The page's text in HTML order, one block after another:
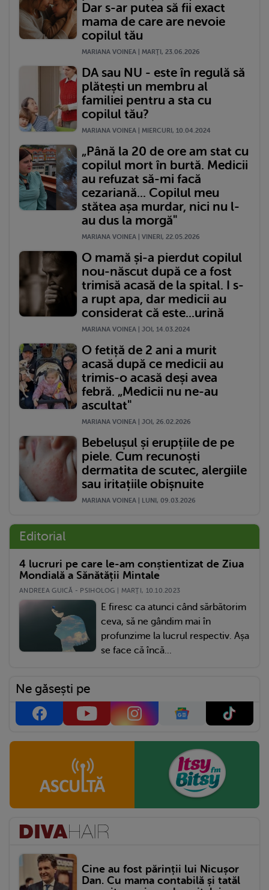
Dar s-ar putea să fii exact
mama de care are nevoie
copilul tău
MARIANA VOINEA | MARŢI, 23.06.2026
DA sau NU - este în regulă să
plătești un membru al
familiei pentru a sta cu
copilul tău?
MARIANA VOINEA | MIERCURI, 10.04.2024
„Până la 20 de ore am stat cu
copilul mort în burtă. Medicii
au refuzat să-mi facă
cezariană... Copilul meu
stătea așa murdar, nici nu l-
au dus la morgă"
MARIANA VOINEA | VINERI, 22.05.2026
O mamă și-a pierdut copilul
nou-născut după ce a fost
trimisă acasă de la spital. I s-
a rupt apa, dar medicii au
considerat că este...urină
MARIANA VOINEA | JOI, 14.03.2024
O fetiță de 2 ani a murit
acasă după ce medicii au
trimis-o acasă deși avea
febră. „Medicii nu ne-au
ascultat"
MARIANA VOINEA | JOI, 26.02.2026
Bebelușul și erupțiile de pe
piele. Cum recunoști
dermatita de scutec, alergiile
sau iritațiile obișnuite
MARIANA VOINEA | LUNI, 09.03.2026
Editorial
4 lucruri pe care le-am conștientizat de Ziua
Mondială a Sănătății Mintale
ANDREEA GUICĂ - PSIHOLOG | MARŢI, 10.10.2023
E firesc ca atunci când sărbătorim
ceva, să ne gândim mai în
profunzime la lucrul respectiv. Așa
se face că încă...
Ne găsești pe
Cine au fost părinții lui Nicușor
Dan. Cu mama contabilă și tatăl